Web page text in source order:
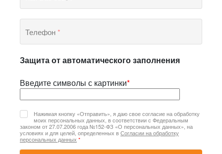
Телефон*
Защита от автоматического заполнения
Введите символы с картинки*
Нажимая кнопку «Отправить», я даю свое согласие на обработку
моих персональных данных, в соответствии с Федеральным
законом от 27.07.2006 года №152-ФЗ «О персональных данных», на
условиях и для целей, определенных вСогласии на обработку
персональных данных *